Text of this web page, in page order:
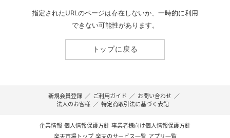
指定されたURLのページは存在しないか、一時的に利用
できない可能性があります。
トップに戻る
新規会員登録 ／ ご利用ガイド ／ お問い合わせ ／
法人のお客様 ／ 特定商取引法に基づく表記
企業情報 個人情報保護方針 事業者様向け個人情報保護方針
楽天市場トップ 楽天のサービス一覧 アプリ一覧